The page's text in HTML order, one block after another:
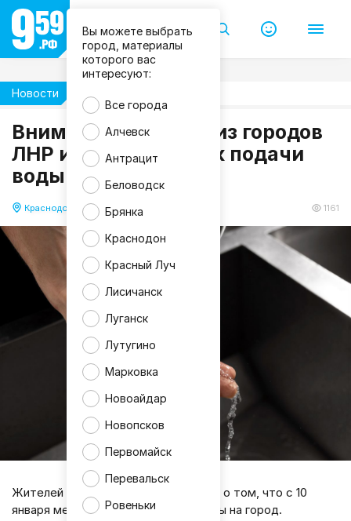
Вы можете выбрать
город, материалы
которого вас
интересуют:
Все города
Алчевск
Антрацит
Беловодск
Брянка
Краснодон
Красный Луч
Лисичанск
Луганск
Лутугино
Марковка
Новоайдар
Новопсков
Первомайск
Перевальск
Ровеньки
Новости
Внимание! В одном из городов
ЛНР изменён график подачи
воды с 10 января
Краснодон 10.01.2026 07:55 1161
F
r
e
e
p
k
Жителей Краснодона предупредили о том, что с 10
января меняется график подачи воды на город.